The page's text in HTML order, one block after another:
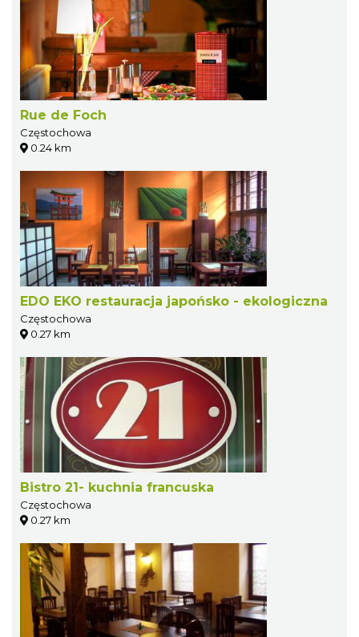
Rue de Foch
Częstochowa
0.24 km
EDO EKO restauracja japońsko - ekologiczna
Częstochowa
0.27 km
Bistro 21- kuchnia francuska
Częstochowa
0.27 km